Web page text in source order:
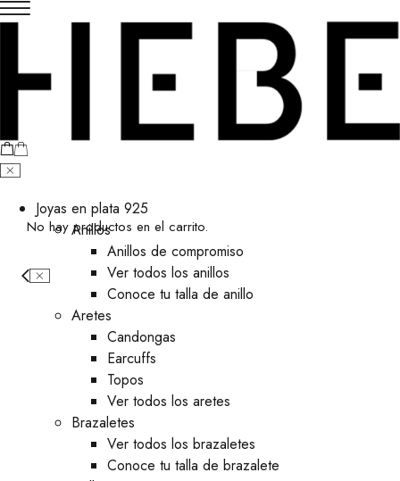
No hay productos en el carrito.
Joyas en plata 925
Anillos
Anillos de compromiso
Ver todos los anillos
Conoce tu talla de anillo
Aretes
⁠Candongas
Earcuffs
Topos
Ver todos los aretes
Brazaletes
Ver todos los brazaletes
Conoce tu talla de brazalete